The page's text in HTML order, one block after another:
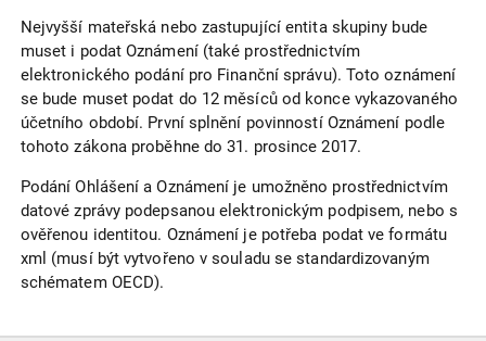
Nejvyšší mateřská nebo zastupující entita skupiny bude
muset i podat Oznámení (také prostřednictvím
elektronického podání pro Finanční správu). Toto oznámení
se bude muset podat do 12 měsíců od konce vykazovaného
účetního období. První splnění povinností Oznámení podle
tohoto zákona proběhne do 31. prosince 2017.
Podání Ohlášení a Oznámení je umožněno prostřednictvím
datové zprávy podepsanou elektronickým podpisem, nebo s
ověřenou identitou. Oznámení je potřeba podat ve formátu
xml (musí být vytvořeno v souladu se standardizovaným
schématem OECD).